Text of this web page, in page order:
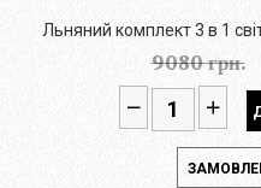
Льняний комплект 3 в 1
9080 грн.